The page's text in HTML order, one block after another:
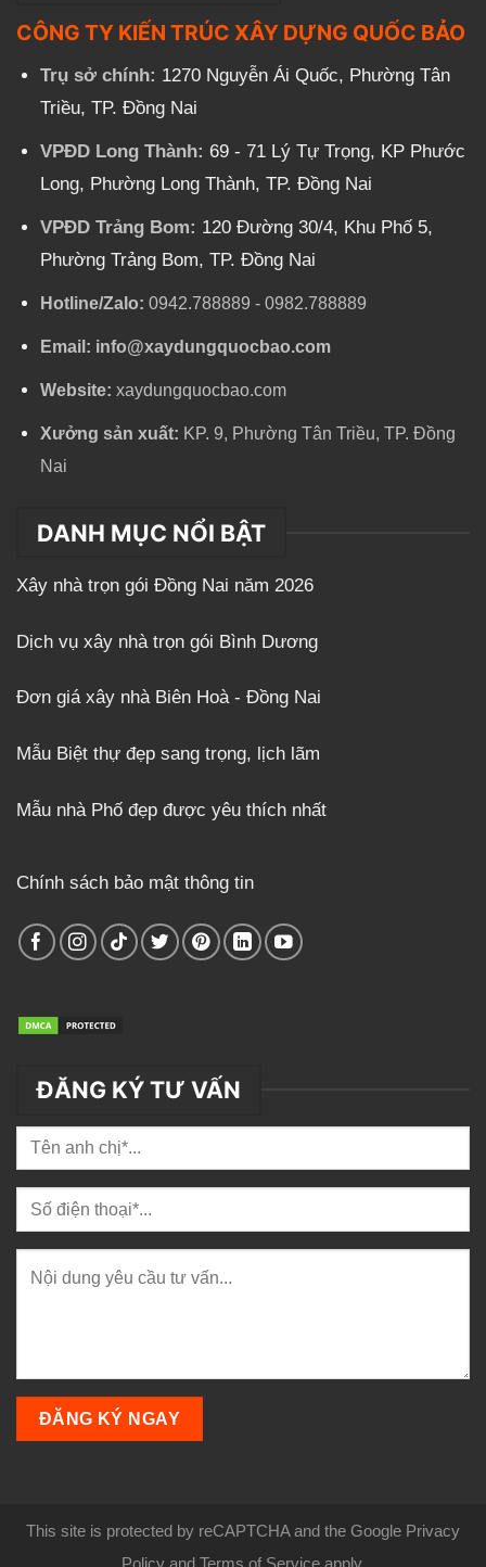
CÔNG TY KIẾN TRÚC XÂY DỰNG QUỐC BẢO
Trụ sở chính: 1270 Nguyễn Ái Quốc, Phường Tân
Triều, TP. Đồng Nai
VPĐD Long Thành: 69 - 71 Lý Tự Trọng, KP Phước
Long, Phường Long Thành, TP. Đồng Nai
VPĐD Trảng Bom: 120 Đường 30/4, Khu Phố 5,
Phường Trảng Bom, TP. Đồng Nai
Hotline/Zalo: 0942.788889 - 0982.788889
Email: info@xaydungquocbao.com
Website: xaydungquocbao.com
Xưởng sản xuất: KP. 9, Phường Tân Triều, TP. Đồng
Nai
DANH MỤC NỔI BẬT
Xây nhà trọn gói Đồng Nai năm 2026
Dịch vụ xây nhà trọn gói Bình Dương
Đơn giá xây nhà Biên Hoà - Đồng Nai
Mẫu Biệt thự đẹp sang trọng, lịch lãm
Mẫu nhà Phố đẹp được yêu thích nhất
Chính sách bảo mật thông tin
ĐĂNG KÝ TƯ VẤN
This site is protected by reCAPTCHA and the Google Privacy
Policy and Terms of Service apply.